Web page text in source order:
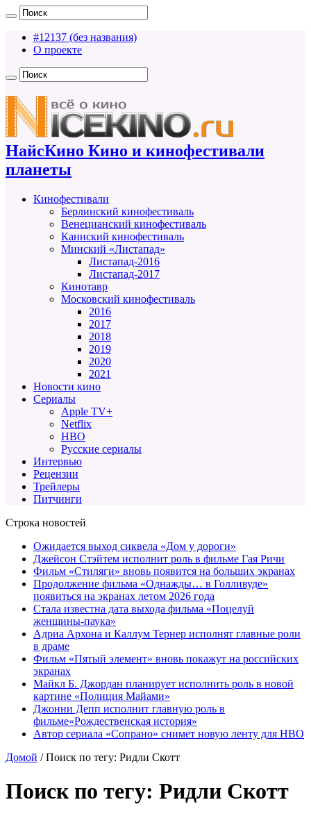
#12137 (без названия)
О проекте
НайсКино Кино и кинофестивали
планеты
Кинофестивали
Берлинский кинофестиваль
Венецианский кинофестиваль
Каннский кинофестиваль
Минский «Листапад»
Листапад-2016
Листапад-2017
Кинотавр
Московский кинофестиваль
2016
2017
2018
2019
2020
2021
Новости кино
Сериалы
Apple TV+
Netflix
HBO
Русские сериалы
Интервью
Рецензии
Трейлеры
Питчинги
Строка новостей
Ожидается выход сиквела «Дом у дороги»
Джейсон Стэйтем исполнит роль в фильме Гая Ричи
Фильм «Стиляги» вновь появится на больших экранах
Продолжение фильма «Однажды… в Голливуде»
появиться на экранах летом 2026 года
Стала известна дата выхода фильма «Поцелуй
женщины-паука»
Адриа Архона и Каллум Тернер исполнят главные роли
в драме
Фильм «Пятый элемент» вновь покажут на российских
экранах
Майкл Б. Джордан планирует исполнить роль в новой
картине «Полиция Майами»
Джонни Депп исполнит главную роль в
фильме«Рождественская история»
Автор сериала «Сопрано» снимет новую ленту для HBO
Домой / Поиск по тегу: Ридли Скотт
Поиск по тегу: Ридли Скотт